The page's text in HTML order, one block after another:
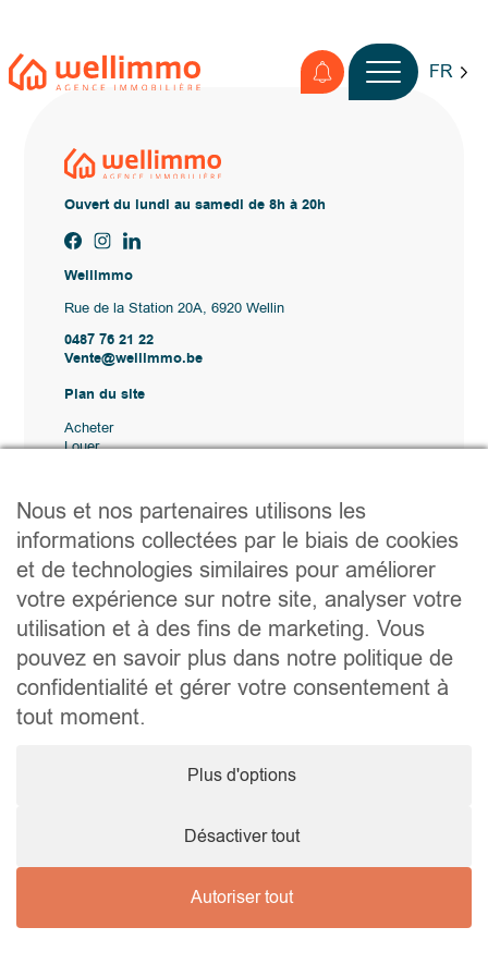
FR
Ouvert du lundi au samedi de 8h à 20h
Wellimmo
Rue de la Station 20A, 6920 Wellin
0487 76 21 22
Vente@wellimmo.be
Plan du site
Acheter
Louer
Contact
Liens utiles
Conseils pratiques pour vendre ou louer
Préparer un déménagement
Documents utiles
Notaire.be
Société
TVA. BE 0464.629.802 • IPI : 510350 RC professionnelle et
cautionnement via AXA Belgium SA – police n° 730.390.160
Protection des données personnelles•Mentions légales
Nous et nos partenaires utilisons les
informations collectées par le biais de cookies
et de technologies similaires pour améliorer
votre expérience sur notre site, analyser votre
utilisation et à des fins de marketing. Vous
pouvez en savoir plus dans notre politique de
confidentialité et gérer votre consentement à
tout moment.
Plus d'options
Désactiver tout
Autoriser tout